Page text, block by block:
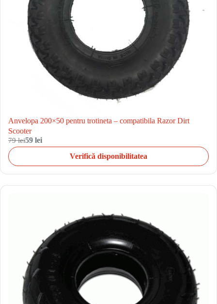
Anvelopa 200×50 pentru trotineta – compatibila Razor Dirt
Scooter
79 lei59 lei
Verifică disponibilitatea